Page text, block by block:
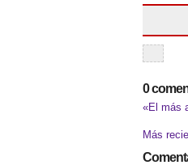
0
«El más
Más